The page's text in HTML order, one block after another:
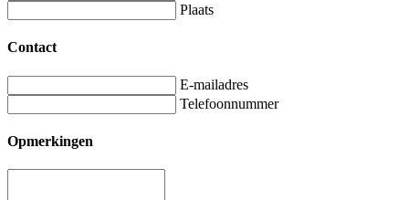
Plaats
Contact
E-mailadres
Telefoonnummer
Opmerkingen